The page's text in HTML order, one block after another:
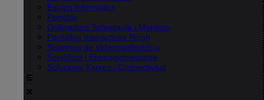
Equips informàtics
Portàtils
Ordinadors Sobretaula i Monitors
Pantalles Interactives Ricoh
Sistemes de Videoconferència
Servidors i Emmagatzematge
Solucions Xarxes i Connectivitat